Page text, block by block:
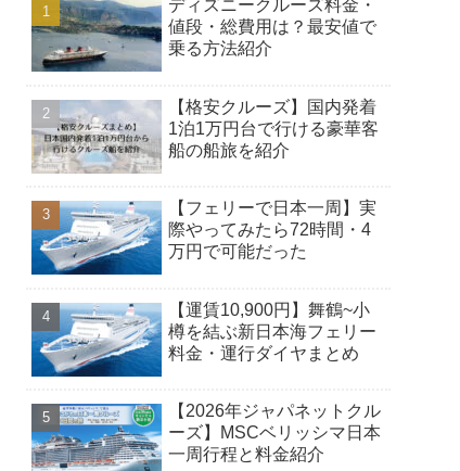
ディズニークルーズ料金・
値段・総費用は？最安値で
乗る方法紹介
【格安クルーズ】国内発着
1泊1万円台で行ける豪華客
船の船旅を紹介
【フェリーで日本一周】実
際やってみたら72時間・4
万円で可能だった
【運賃10,900円】舞鶴~小
樽を結ぶ新日本海フェリー
料金・運行ダイヤまとめ
【2026年ジャパネットクル
ーズ】MSCベリッシマ日本
一周行程と料金紹介